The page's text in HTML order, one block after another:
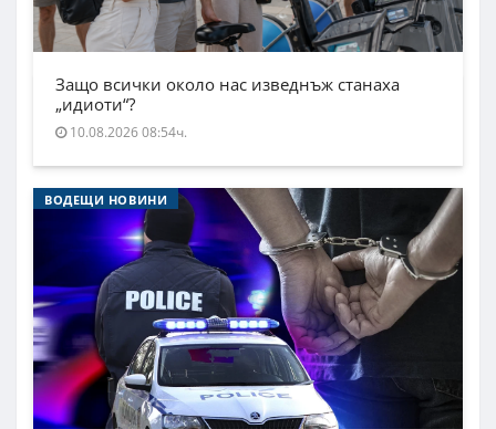
Защо всички около нас изведнъж станаха
„идиоти“?
10.08.2026 08:54ч.
ВОДЕЩИ НОВИНИ